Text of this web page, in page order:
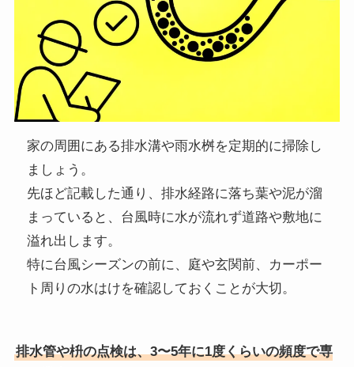
家の周囲にある排水溝や雨水桝を定期的に掃除し
ましょう。
先ほど記載した通り、排水経路に落ち葉や泥が溜
まっていると、台風時に水が流れず道路や敷地に
溢れ出します。
特に台風シーズンの前に、庭や玄関前、カーポー
ト周りの水はけを確認しておくことが大切。
排水管や枡の点検は、3〜5年に1度くらいの頻度で専